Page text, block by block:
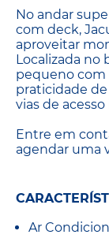
No andar
com deck,
aproveitar
Localizada no
pequeno com
praticidade de
vias de
Entre em
agendar uma
Ar